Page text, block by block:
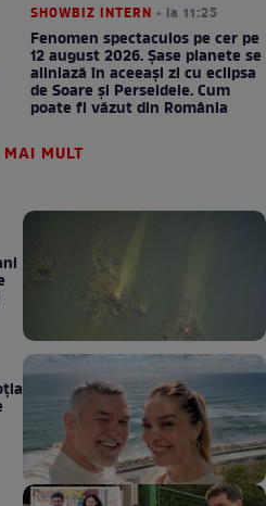
SHOWBIZ INTERN • la 11:25
Fenomen spectaculos pe cer pe
12 august 2026. Șase planete se
aliniază în aceeași zi cu eclipsa
de Soare și Perseidele. Cum
poate fi văzut din România
MULT